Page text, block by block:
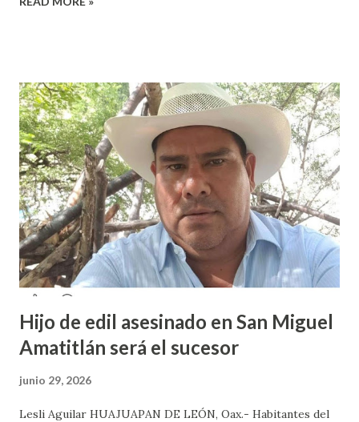
la colectiva acudieron a la Prepa 3 a recibir las denuncias de
acosos sexual por parte de sus profesores sin que las
autoridades educativas hicieran nada. Valeria Palma informó
que durante los 5 años que llevan realizando la marcha
feminista la Escuela Preparatoria 3 es una de las escuelas
que más denuncias recibe por tema de acosos sexual, por lo
que decidieron acudir a la institución y acuerpar a las e...
Hijo de edil asesinado en San Miguel
Amatitlán será el sucesor
junio 29, 2026
Lesli Aguilar HUAJUAPAN DE LEÓN, Oax.- Habitantes del